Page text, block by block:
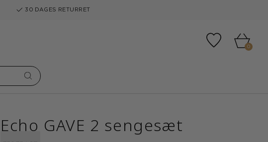
30 DAGES RETURRET
Tilføj til
0
Echo GAVE 2 sengesæt